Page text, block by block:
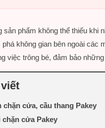
sản phẩm không thể thiếu khi
không gian bên ngoài các
việc trông bé, đảm bảo
chặn cửa, cầu thang Pakey
cửa Pakey